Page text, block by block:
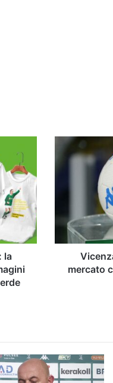
la
Vicenza,
possibile
il
Sassuolo:
i
mercato